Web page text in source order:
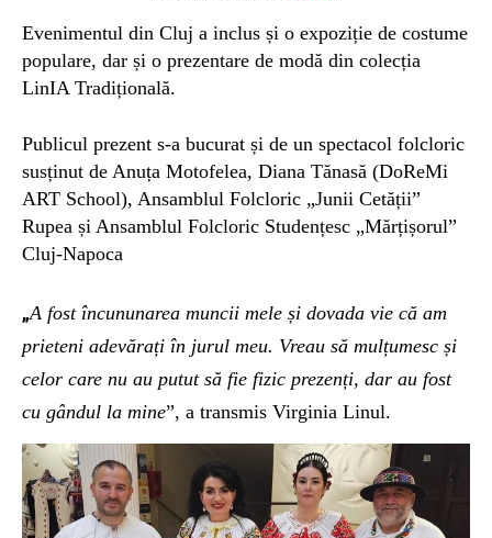
Evenimentul din Cluj a inclus și o expoziție de costume
populare, dar și o prezentare de modă din colecția
LinIA Tradițională.
Publicul prezent s-a bucurat și de un spectacol folcloric
susținut de Anuța Motofelea, Diana Tănasă (DoReMi
ART School), Ansamblul Folcloric „Junii Cetății”
Rupea și Ansamblul Folcloric Studențesc „Mărțișorul”
Cluj-Napoca
„A fost încununarea muncii mele și dovada vie că am
prieteni adevărați în jurul meu. Vreau să mulțumesc și
celor care nu au putut să fie fizic prezenți, dar au fost
cu gândul la mine”, a transmis Virginia Linul.